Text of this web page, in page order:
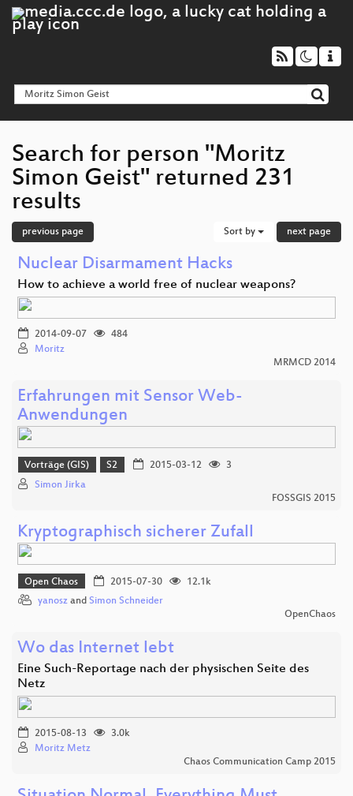
Search for person "Moritz
Simon Geist" returned 231
results
previous page Sort by next page
Nuclear Disarmament Hacks
How to achieve a world free of nuclear weapons?
2014-09-07
484
Moritz
MRMCD 2014
Erfahrungen mit Sensor Web-
Anwendungen
Vorträge (GIS) S2 2015-03-12
3
Simon Jirka
FOSSGIS 2015
Kryptographisch sicherer Zufall
Open Chaos 2015-07-30
12.1k
yanosz and Simon Schneider
OpenChaos
Wo das Internet lebt
Eine Such-Reportage nach der physischen Seite des
Netz
2015-08-13
3.0k
Moritz Metz
Chaos Communication Camp 2015